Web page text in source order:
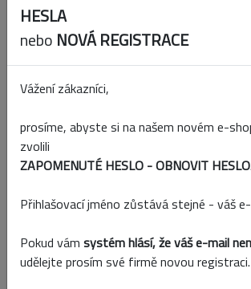
Kód produktu:
EAN:
Přidat k porovnání
Skladem
Parametry
HESLA
nebo NOVÁ REGISTRACE
Vážení zákazníci,
prosíme, abyste si na našem novém e-
zvolili
ZAPOMENUTÉ HESLO - OBNOVIT HESLO.
Přihlašovací jméno zůstává stejné - váš
Pokud vám systém hlásí, že váš e-mail
udělejte prosím své firmě novou registraci.